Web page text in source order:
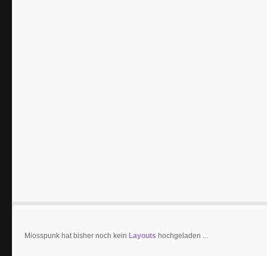
Miosspunk hat bisher noch kein Layouts hochgeladen ...